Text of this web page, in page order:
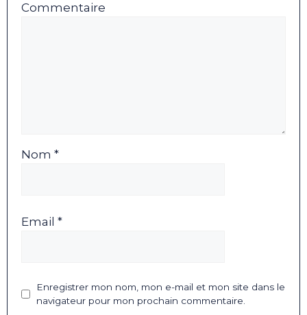
Commentaire
Nom *
Email *
Enregistrer mon nom, mon e-mail et mon site dans le
navigateur pour mon prochain commentaire.